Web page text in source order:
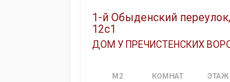
1-й Обыденский переулок,
12с1
ДОМ У ПРЕЧИСТЕНСКИХ
М2 КОМНАТ ЭТАЖ